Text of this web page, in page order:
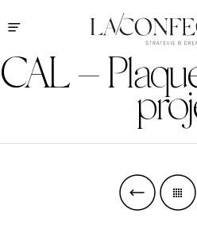
CAL –